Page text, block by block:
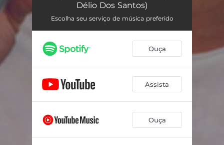
É Tudo / Entre a Cruz e a Espada
Surpresa do Amor / É Você 03:37
Temporal
Bom Aprendiz 02:30
04:08
04:13
Délio Dos Santos)
Escolha seu serviço de música preferido
Ouça
Assista
Ouça